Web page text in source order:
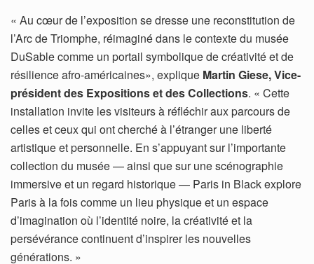
« Au cœur de l’exposition se dresse une reconstitution de
l’Arc de Triomphe, réimaginé dans le contexte du musée
DuSable comme un portail symbolique de créativité et de
résilience afro-américaines», explique Martin Giese, Vice-
président des Expositions et des Collections. « Cette
installation invite les visiteurs à réfléchir aux parcours de
celles et ceux qui ont cherché à l’étranger une liberté
artistique et personnelle. En s’appuyant sur l’importante
collection du musée — ainsi que sur une scénographie
immersive et un regard historique — Paris in Black explore
Paris à la fois comme un lieu physique et un espace
d’imagination où l’identité noire, la créativité et la
persévérance continuent d’inspirer les nouvelles
générations. »